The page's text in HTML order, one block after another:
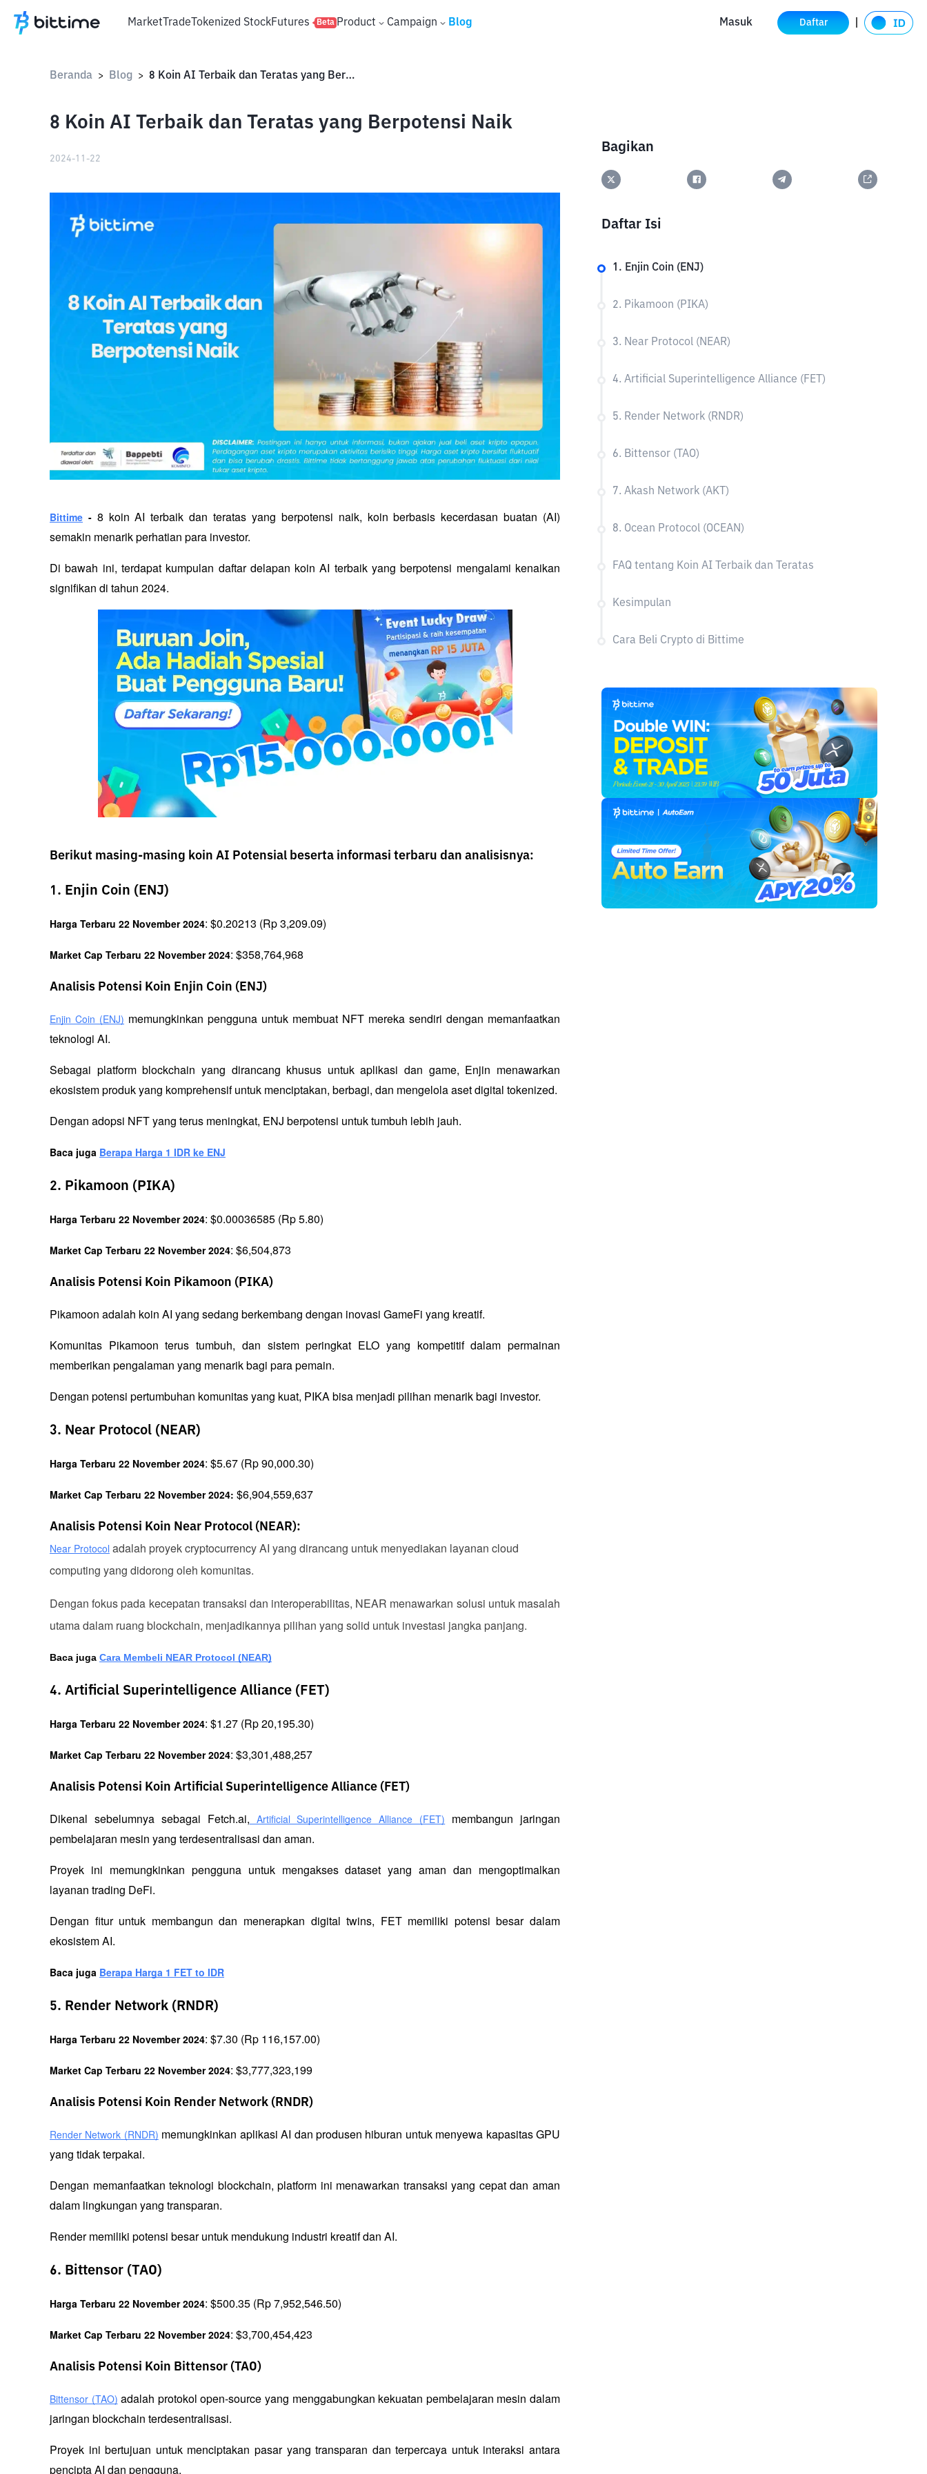
MarketTradeTokenized StockFutures Beta Product Campaign Blog Masuk Daftar
Beranda > Blog > 8 Koin AI Terbaik dan Teratas yang Berpotensi Naik
8 Koin AI Terbaik dan Teratas yang Berpotensi Naik
2024-11-22
Bittime - 8 koin AI terbaik dan teratas yang berpotensi naik, koin berbasis kecerdasan buatan (AI)
semakin menarik perhatian para investor.
Di bawah ini, terdapat kumpulan daftar delapan koin AI terbaik yang berpotensi mengalami kenaikan
signifikan di tahun 2024.
Berikut masing-masing koin AI Potensial beserta informasi terbaru dan analisisnya:
1. Enjin Coin (ENJ)
Harga Terbaru 22 November 2024: $0.20213 (Rp 3,209.09)
Market Cap Terbaru 22 November 2024: $358,764,968
Analisis Potensi Koin Enjin Coin (ENJ)
Enjin Coin (ENJ) memungkinkan pengguna untuk membuat NFT mereka sendiri dengan memanfaatkan
teknologi AI.
Sebagai platform blockchain yang dirancang khusus untuk aplikasi dan game, Enjin menawarkan
ekosistem produk yang komprehensif untuk menciptakan, berbagi, dan mengelola aset digital tokenized.
Dengan adopsi NFT yang terus meningkat, ENJ berpotensi untuk tumbuh lebih jauh.
Baca juga Berapa Harga 1 IDR ke ENJ
2. Pikamoon (PIKA)
Harga Terbaru 22 November 2024: $0.00036585 (Rp 5.80)
Market Cap Terbaru 22 November 2024: $6,504,873
Analisis Potensi Koin Pikamoon (PIKA)
Pikamoon adalah koin AI yang sedang berkembang dengan inovasi GameFi yang kreatif.
Komunitas Pikamoon terus tumbuh, dan sistem peringkat ELO yang kompetitif dalam permainan
memberikan pengalaman yang menarik bagi para pemain.
Dengan potensi pertumbuhan komunitas yang kuat, PIKA bisa menjadi pilihan menarik bagi investor.
3. Near Protocol (NEAR)
Harga Terbaru 22 November 2024: $5.67 (Rp 90,000.30)
Market Cap Terbaru 22 November 2024: $6,904,559,637
Analisis Potensi Koin Near Protocol (NEAR):
Near Protocol adalah proyek cryptocurrency AI yang dirancang untuk menyediakan layanan cloud
computing yang didorong oleh komunitas.
Dengan fokus pada kecepatan transaksi dan interoperabilitas, NEAR menawarkan solusi untuk masalah
utama dalam ruang blockchain, menjadikannya pilihan yang solid untuk investasi jangka panjang.
Baca juga Cara Membeli NEAR Protocol (NEAR)
4. Artificial Superintelligence Alliance (FET)
Harga Terbaru 22 November 2024: $1.27 (Rp 20,195.30)
Market Cap Terbaru 22 November 2024: $3,301,488,257
Analisis Potensi Koin Artificial Superintelligence Alliance (FET)
Dikenal sebelumnya sebagai Fetch.ai, Artificial Superintelligence Alliance (FET) membangun jaringan
pembelajaran mesin yang terdesentralisasi dan aman.
Proyek ini memungkinkan pengguna untuk mengakses dataset yang aman dan mengoptimalkan
layanan trading DeFi.
Dengan fitur untuk membangun dan menerapkan digital twins, FET memiliki potensi besar dalam
ekosistem AI.
Baca juga Berapa Harga 1 FET to IDR
5. Render Network (RNDR)
Harga Terbaru 22 November 2024: $7.30 (Rp 116,157.00)
Market Cap Terbaru 22 November 2024: $3,777,323,199
Analisis Potensi Koin Render Network (RNDR)
Render Network (RNDR) memungkinkan aplikasi AI dan produsen hiburan untuk menyewa kapasitas GPU
yang tidak terpakai.
Dengan memanfaatkan teknologi blockchain, platform ini menawarkan transaksi yang cepat dan aman
dalam lingkungan yang transparan.
Render memiliki potensi besar untuk mendukung industri kreatif dan AI.
6. Bittensor (TAO)
Harga Terbaru 22 November 2024: $500.35 (Rp 7,952,546.50)
Market Cap Terbaru 22 November 2024: $3,700,454,423
Analisis Potensi Koin Bittensor (TAO)
Bittensor (TAO) adalah protokol open-source yang menggabungkan kekuatan pembelajaran mesin dalam
jaringan blockchain terdesentralisasi.
Proyek ini bertujuan untuk menciptakan pasar yang transparan dan terpercaya untuk interaksi antara
pencipta AI dan pengguna.
Bagikan
Daftar Isi
1. Enjin Coin (ENJ)
2. Pikamoon (PIKA)
3. Near Protocol (NEAR)
4. Artificial Superintelligence Alliance (FET)
5. Render Network (RNDR)
6. Bittensor (TAO)
7. Akash Network (AKT)
8. Ocean Protocol (OCEAN)
FAQ tentang Koin AI Terbaik dan Teratas
Kesimpulan
Cara Beli Crypto di Bittime